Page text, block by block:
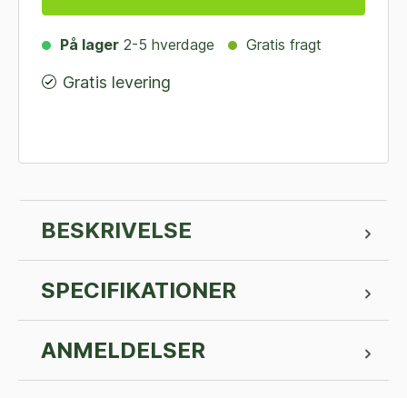
På lager 2-5 hverdage Gratis fragt
Gratis levering
BESKRIVELSE
SPECIFIKATIONER
ANMELDELSER